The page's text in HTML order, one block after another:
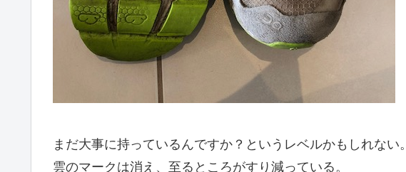
まだ大事に持っているんですか？というレベルかもしれない。
雲のマークは消え、至るところがすり減っている。